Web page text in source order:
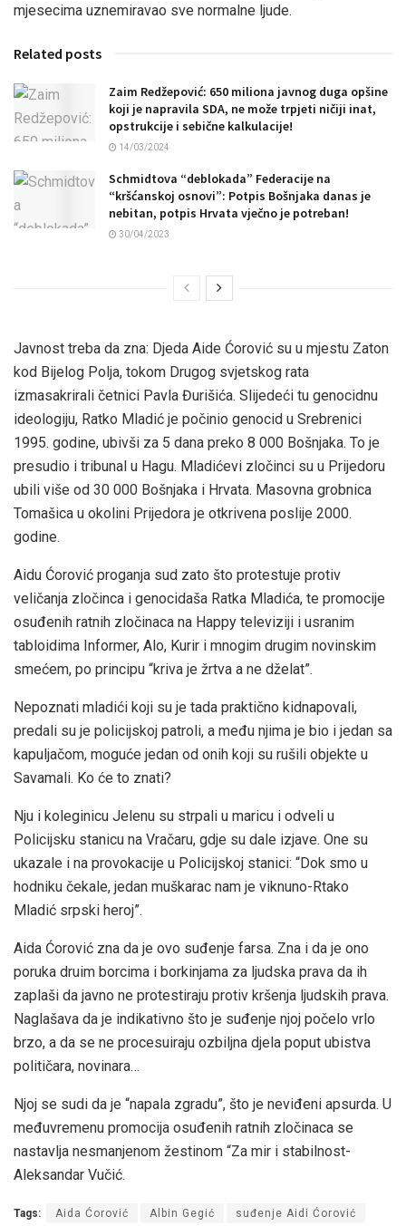
mjesecima uznemiravao sve normalne ljude.
Related posts
Zaim Redžepović: 650 miliona javnog duga opšine
koji je napravila SDA, ne može trpjeti ničiji inat,
opstrukcije i sebične kalkulacije!
14/03/2024
Schmidtova “deblokada” Federacije na
“kršćanskoj osnovi”: Potpis Bošnjaka danas je
nebitan, potpis Hrvata vječno je potreban!
30/04/2023
Javnost treba da zna: Djeda Aide Ćorović su u mjestu Zaton
kod Bijelog Polja, tokom Drugog svjetskog rata
izmasakrirali četnici Pavla Đurišića. Slijedeći tu genocidnu
ideologiju, Ratko Mladić je počinio genocid u Srebrenici
1995. godine, ubivši za 5 dana preko 8 000 Bošnjaka. To je
presudio i tribunal u Hagu. Mladićevi zločinci su u Prijedoru
ubili više od 30 000 Bošnjaka i Hrvata. Masovna grobnica
Tomašica u okolini Prijedora je otkrivena poslije 2000.
godine.
Aidu Ćorović proganja sud zato što protestuje protiv
veličanja zločinca i genocidaša Ratka Mladića, te promocije
osuđenih ratnih zločinaca na Happy televiziji i usranim
tabloidima Informer, Alo, Kurir i mnogim drugim novinskim
smećem, po principu “kriva je žrtva a ne dželat”.
Nepoznati mladići koji su je tada praktično kidnapovali,
predali su je policijskoj patroli, a među njima je bio i jedan sa
kapuljačom, moguće jedan od onih koji su rušili objekte u
Savamali. Ko će to znati?
Nju i koleginicu Jelenu su strpali u maricu i odveli u
Policijsku stanicu na Vračaru, gdje su dale izjave. One su
ukazale i na provokacije u Policijskoj stanici: “Dok smo u
hodniku čekale, jedan muškarac nam je viknuno-Rtako
Mladić srpski heroj”.
Aida Ćorović zna da je ovo suđenje farsa. Zna i da je ono
poruka druim borcima i borkinjama za ljudska prava da ih
zaplaši da javno ne protestiraju protiv kršenja ljudskih prava.
Naglašava da je indikativno što je suđenje njoj počelo vrlo
brzo, a da se ne procesuiraju ozbiljna djela poput ubistva
političara, novinara…
Njoj se sudi da je “napala zgradu”, što je neviđeni apsurda. U
međuvremenu promocija osuđenih ratnih zločinaca se
nastavlja nesmanjenom žestinom “Za mir i stabilnost-
Aleksandar Vučić.
Tags: Aida Ćorović Albin Gegić suđenje Aidi Ćorović